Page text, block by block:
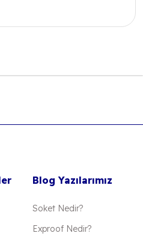
Blog Yazılarımız
Soket Nedir?
Exproof Nedir?